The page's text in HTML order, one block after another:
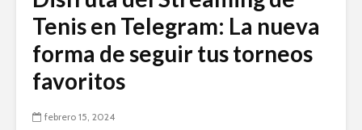
Tenis en Telegram: La nueva
forma de seguir tus torneos
favoritos
febrero 15, 2024